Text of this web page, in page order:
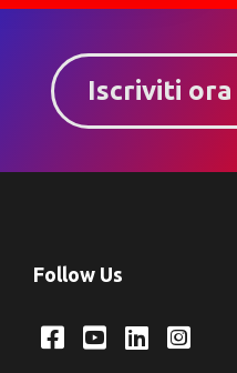
Iscriviti ora
Follow Us